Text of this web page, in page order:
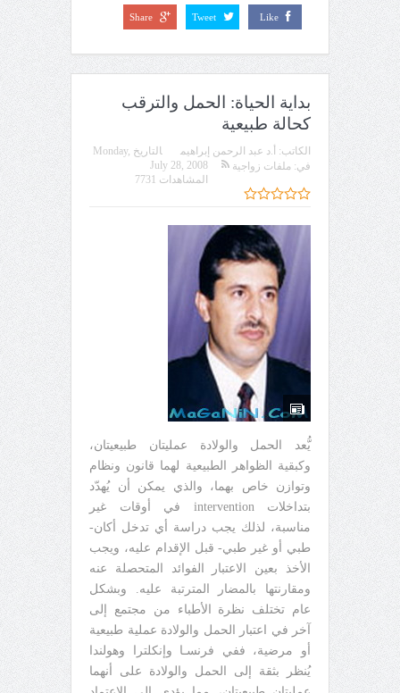
Like
Tweet
Share
بداية الحياة: الحمل والترقب
كحالة طبيعية
الكاتب: أ.د عبد الرحمن إبراهيم التاريخ Monday,
July 28, 2008
في: ملفات زواجية
المشاهدات 7731
يُّعد الحمل والولادة عمليتان طبيعيتان،
وكبقية الظواهر الطبيعية لهما قانون ونظام
وتوازن خاص بهما، والذي يمكن أن يُهدّد
بتداخلات intervention في أوقات غير
مناسبة، لذلك يجب دراسة أي تدخل أكان-
طبي أو غير طبي- قبل الإقدام عليه، ويجب
الأخذ بعين الاعتبار الفوائد المتحصلة عنه
ومقارنتها بالمضار المترتبة عليه. وبشكل
عام تختلف نظرة الأطباء من مجتمع إلى
آخر في اعتبار الحمل والولادة عملية طبيعية
أو مرضية، ففي فرنسـا وإنكلترا وهولندا
يُنظر بثقة إلى الحمل والولادة على أنهما